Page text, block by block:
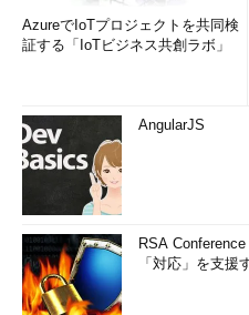
AzureでIoTプロジェクトを共同検
証する「IoTビジネス共創ラボ」
AngularJS
RSA
「対応」を支援